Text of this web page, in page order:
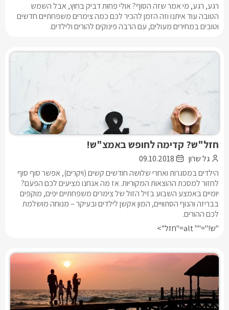
רגע, רגע, מי אמר שזה הסוף? אולי פחות דביק בחוץ, אבל השמש
הטובה עוד איתנו וזה הזמן להכיר לכם כמה צימרים משפחתיים חדשים
וטובים במחירים מעולים, עם הרבה פינוקים להורים ולילדים.
"ש!"="" alt="חזל">
חזל"ש? קדימה לחופש באמצ"ש!
הילדים במסגרות ואחרי שלושה חודשים קשים (ויקרים), אפשר סוף סוף
לחזור למסכת ההוצאות המקוריות. אז מה אנחנו מציעים לכם הפעם?
יומיים באמצע השבוע בזיל הזול של צימרים משפחתיים יפים, מוקפים
בבריזה והנוף הסתוויים, המון אקשן לילדים ובעיקר – מנוחה מושלמת
לכם ההורים.
גל שרון 09.10.2018